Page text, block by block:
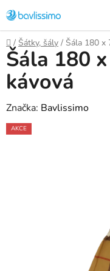
na
obsah
Domů
/ Šátky, šály / Šála 180 x
Šála 180
kávová
Značka: Bavlissimo
AKCE